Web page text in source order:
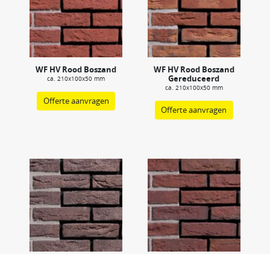
WF HV Rood Boszand
ca. 210x100x50 mm
Offerte aanvragen
WF HV Rood Boszand
Gereduceerd
ca. 210x100x50 mm
Offerte aanvragen